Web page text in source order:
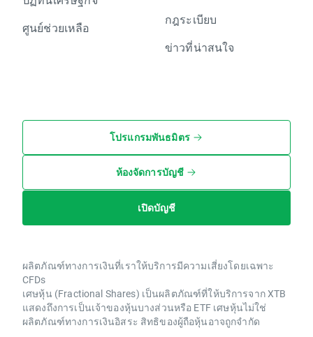
ศูนย์ช่วยเหลือ
กฎระเบียบ
ข่าวที่น่าสนใจ
โปรแกรมพันธมิตร
ห้องจัดการบัญชี
เปิดบัญชี
ผลิตภัณฑ์ทางการเงินที่เราให้บริการมีความเสี่ยงโดยเฉพาะ
CFDs
เศษหุ้น (Fractional Shares) เป็นผลิตภัณฑ์ที่ให้บริการจาก XTB
แสดงถึงการเป็นเจ้าของหุ้นบางส่วนหรือ ETF เศษหุ้นไม่ใช่
ผลิตภัณฑ์ทางการเงินอิสระ สิทธิของผู้ถือหุ้นอาจถูกจำกัด